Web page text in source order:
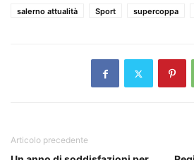
salerno attualità
Sport supercoppa
Articolo precedente